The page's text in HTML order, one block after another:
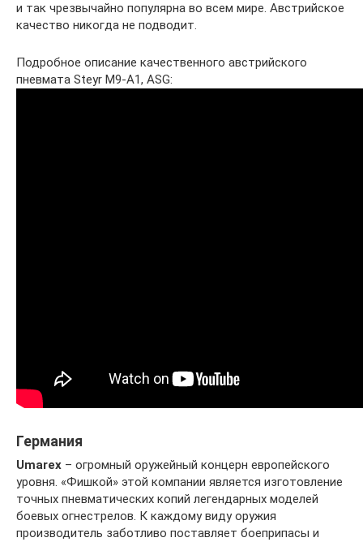
и так чрезвычайно популярна во всем мире. Австрийское
качество никогда не подводит.
Подробное описание качественного австрийского
пневмата Steyr M9-A1, ASG:
Германия
Umarex – огромный оружейный концерн европейского
уровня. «Фишкой» этой компании является изготовление
точных пневматических копий легендарных моделей
боевых огнестрелов. К каждому виду оружия
производитель заботливо поставляет боеприпасы и